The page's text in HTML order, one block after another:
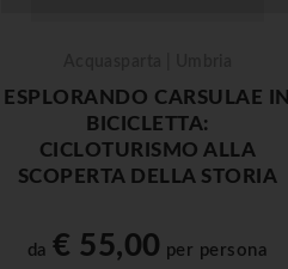
ESPLORANDO CARSULAE IN
BICICLETTA:
CICLOTURISMO ALLA
SCOPERTA DELLA STORIA
da€ 55,00 per persona